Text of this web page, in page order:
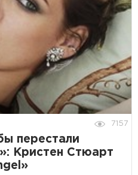
7157
перестали
Кристен Стюарт